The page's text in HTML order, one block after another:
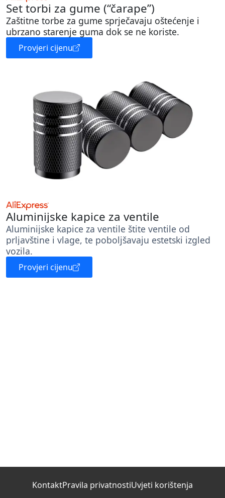
Set torbi za gume (“čarape”)
Zaštitne torbe za gume sprječavaju oštećenje i
ubrzano starenje guma dok se ne koriste.
Provjeri cijenu
Aluminijske kapice za ventile
Aluminijske kapice za ventile štite ventile od
prljavštine i vlage, te poboljšavaju estetski izgled
vozila.
Provjeri cijenu
KontaktPravila privatnostiUvjeti korištenja